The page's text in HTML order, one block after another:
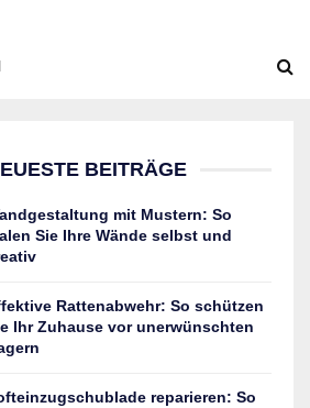
BEITRÄGE
mit Mustern: So
Sie Ihre Wände selbst und
Rattenabwehr: So schützen
Ihr Zuhause vor unerwünschten
reparieren: So